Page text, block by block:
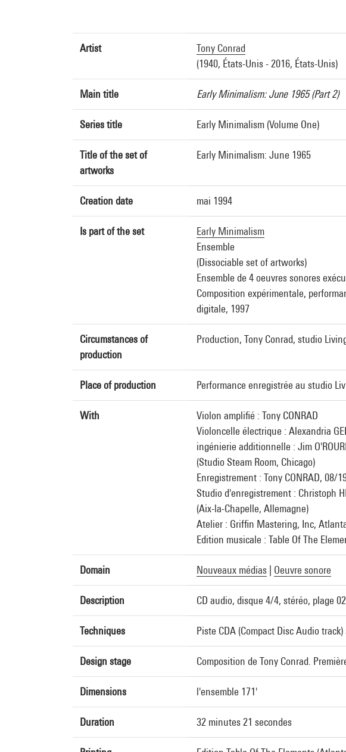
Artist
Tony Conrad
(1940, États-Unis - 2016, États-Unis)
Main title Early Minimalism: June 1965 (Part 2)
Series title Early Minimalism (Volume One)
Title of the set of
artworks
Early Minimalism: June 1965
Creation date mai 1994
Is part of the set
Early Minimalism
Ensemble
(Dissociable set of artworks)
Ensemble de 4 oeuvres sonores
Composition expérimentale,
digitale, 1997
Circumstances of
production
Production, Tony Conrad, studio
Place of production Performance enregistrée au studio
With
Violon amplifié : Tony CONRAD
Violoncelle électrique : Alexandria
ingénierie additionnelle : Jim
(Studio Steam Room, Chicago)
Enregistrement : Tony CONRAD, 08/
Studio d'enregistrement : Christoph
(Aix-la-Chapelle, Allemagne)
Atelier : Griffin Mastering, Inc,
Edition musicale : Table Of The
Domain Nouveaux médias Oeuvre sonore
Description CD audio, disque 4/4, stéréo, plage
Techniques Piste CDA (Compact Disc Audio
Design stage Composition de Tony Conrad.
Dimensions l'ensemble 171'
Duration 32 minutes 21 secondes